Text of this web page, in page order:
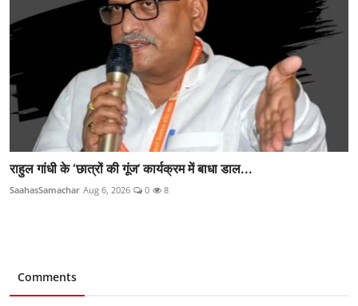
राहुल गांधी के ‘छात्रों की गूंज’ कार्यक्रम में बाधा डाल...
SaahasSamachar Aug 6, 2026 0 8
Comments